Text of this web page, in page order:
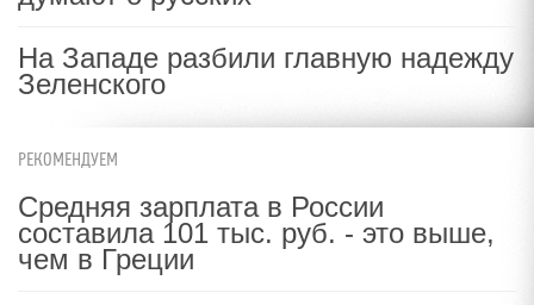
На Западе разбили главную надежду
Зеленского
РЕКОМЕНДУЕМ
Средняя зарплата в России
составила 101 тыс. руб. - это выше,
чем в Греции